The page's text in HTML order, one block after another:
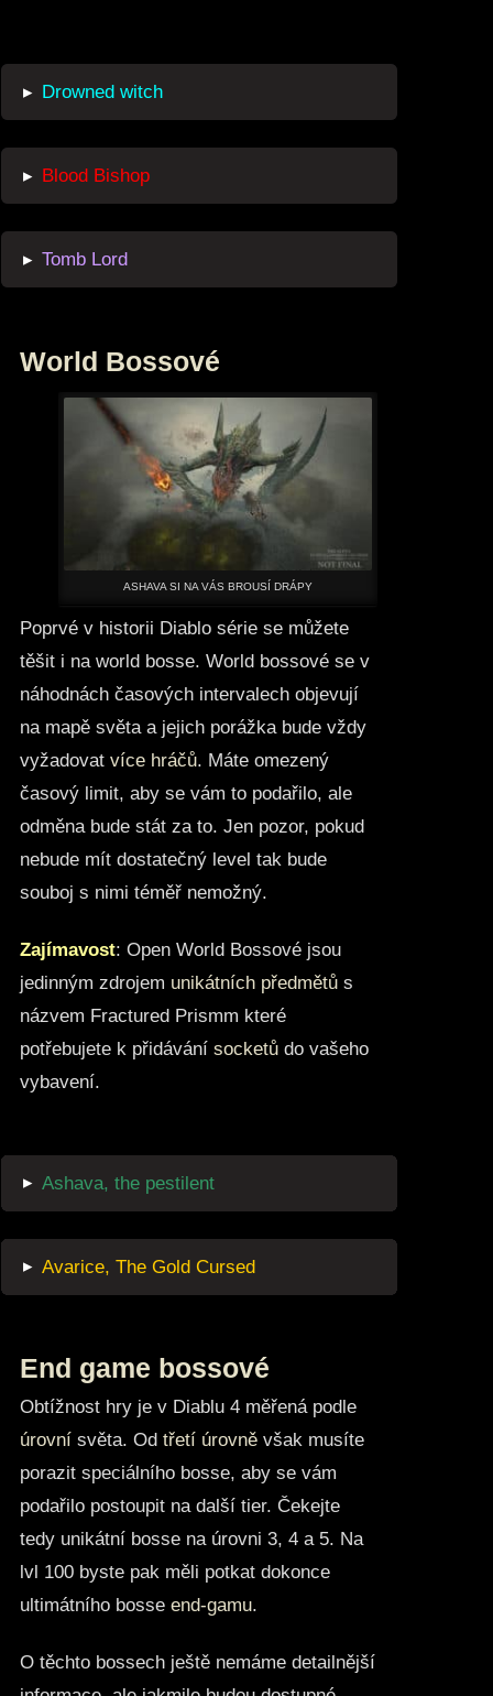
▸ Drowned witch
▸ Blood Bishop
▸ Tomb Lord
World Bossové
ASHAVA SI NA VÁS BROUSÍ DRÁPY
Poprvé v historii Diablo série se můžete
těšit i na world bosse. World bossové se v
náhodnách časových intervalech objevují
na mapě světa a jejich porážka bude vždy
vyžadovat více hráčů. Máte omezený
časový limit, aby se vám to podařilo, ale
odměna bude stát za to. Jen pozor, pokud
nebude mít dostatečný level tak bude
souboj s nimi téměř nemožný.
Zajímavost: Open World Bossové jsou
jedinným zdrojem unikátních předmětůs
názvem Fractured Prismm které
potřebujete k přidávání socketůdo vašeho
vybavení.
▸ Ashava, the pestilent
▸ Avarice, The Gold Cursed
End game bossové
Obtížnost hry je v Diablu 4 měřená podle
úrovnísvěta. Od třetí úrovněvšak musíte
porazit speciálního bosse, aby se vám
podařilo postoupit na další tier. Čekejte
tedy unikátní bosse na úrovni 3, 4 a 5. Na
lvl 100 byste pak měli potkat dokonce
ultimátního bosse end-gamu.
O těchto bossech ještě nemáme detailnější